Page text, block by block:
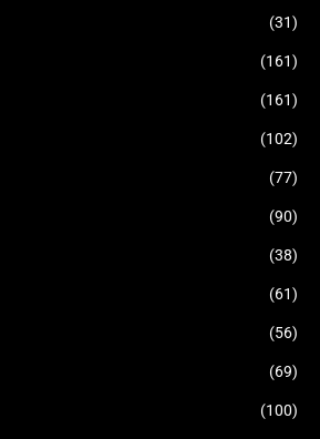
(31)
(161)
(161)
(102)
(77)
(90)
(38)
(61)
(56)
(69)
(100)